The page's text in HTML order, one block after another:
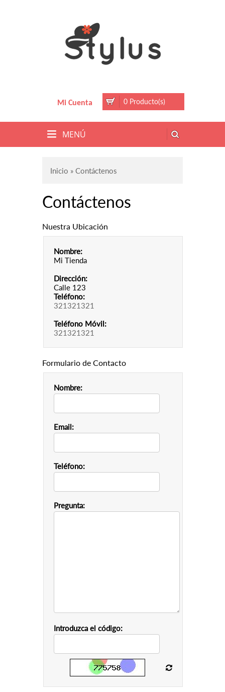
0 Producto(s)
Mi Cuenta
MENÚ
Inicio » Contáctenos
Contáctenos
Nuestra Ubicación
Nombre:
Mi Tienda
Dirección:
Calle 123
Teléfono:
321321321
Teléfono Móvil:
321321321
Formulario de Contacto
Nombre:
Email:
Teléfono:
Pregunta:
Introduzca el código: